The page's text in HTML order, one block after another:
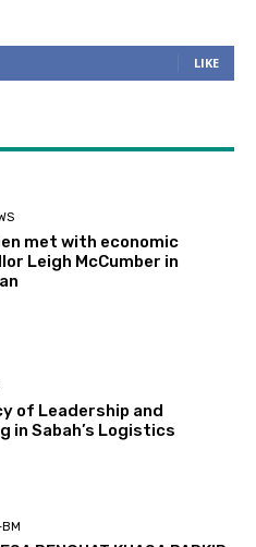
LIKE
met with economic
Leigh McCumber in
of Leadership and
in Sabah’s Logistics